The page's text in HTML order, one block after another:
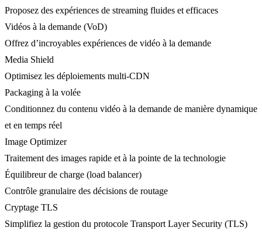
Proposez des expériences de streaming fluides et efficaces
Vidéos à la demande (VoD)
Offrez d’incroyables expériences de vidéo à la demande
Media Shield
Optimisez les déploiements multi-CDN
Packaging à la volée
Conditionnez du contenu vidéo à la demande de manière dynamique
et en temps réel
Image Optimizer
Traitement des images rapide et à la pointe de la technologie
Équilibreur de charge (load balancer)
Contrôle granulaire des décisions de routage
Cryptage TLS
Simplifiez la gestion du protocole Transport Layer Security (TLS)